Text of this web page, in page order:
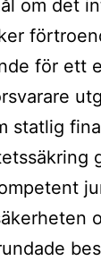
om det
för ett
statlig